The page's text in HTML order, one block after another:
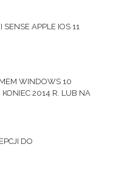
APPLE IOS 11
WINDOWS 10
2014 R. LUB NA
DO